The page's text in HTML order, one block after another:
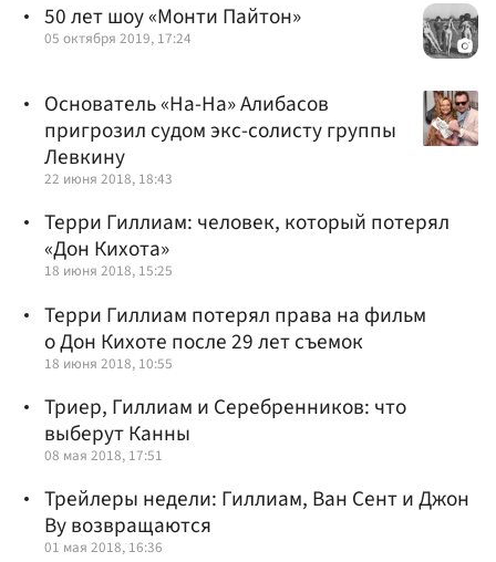
50 лет шоу «Монти Пайтон»
05 октября 2019, 17:24
Основатель «На-На» Алибасов
пригрозил судом экс-солисту группы
Левкину
22 июня 2018, 18:43
Терри Гиллиам: человек, который потерял
«Дон Кихота»
18 июня 2018, 15:25
Терри Гиллиам потерял права на фильм
о Дон Кихоте после 29 лет съемок
18 июня 2018, 10:55
Триер, Гиллиам и Серебренников: что
выберут Канны
08 мая 2018, 17:51
Трейлеры недели: Гиллиам, Ван Сент и Джон
Ву возвращаются
01 мая 2018, 16:36